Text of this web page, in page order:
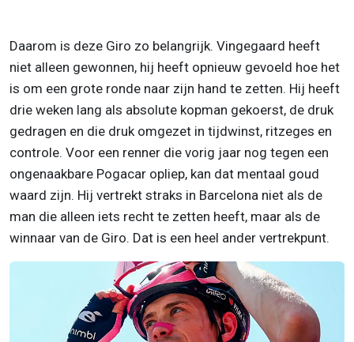
Daarom is deze Giro zo belangrijk. Vingegaard heeft
niet alleen gewonnen, hij heeft opnieuw gevoeld hoe het
is om een grote ronde naar zijn hand te zetten. Hij heeft
drie weken lang als absolute kopman gekoerst, de druk
gedragen en die druk omgezet in tijdwinst, ritzeges en
controle. Voor een renner die vorig jaar nog tegen een
ongenaakbare Pogacar opliep, kan dat mentaal goud
waard zijn. Hij vertrekt straks in Barcelona niet als de
man die alleen iets recht te zetten heeft, maar als de
winnaar van de Giro. Dat is een heel ander vertrekpunt.